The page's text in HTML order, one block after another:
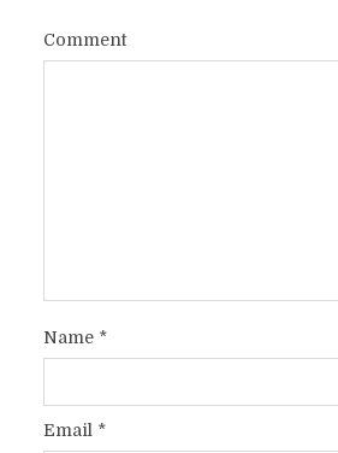
Comment
Name *
Email *